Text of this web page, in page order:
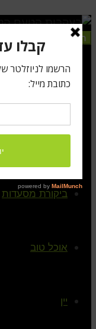
תפריט
ראשי
ביקורת מסעדות
אוכל טוב
יין